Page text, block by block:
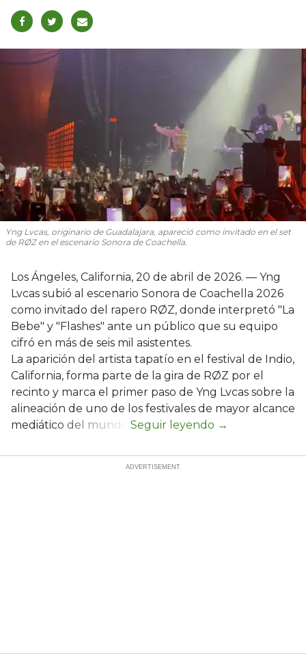
Yng Lvcas, originario de Guadalajara, apareció como invitado en el set
de RØZ en el escenario Sonora de Coachella.
Los Ángeles, California, 20 de abril de 2026. — Yng
Lvcas subió al escenario Sonora de Coachella 2026
como invitado del rapero RØZ, donde interpretó "La
Bebe" y "Flashes" ante un público que su equipo
cifró en más de seis mil asistentes.
La aparición del artista tapatío en el festival de Indio,
California, forma parte de la gira de RØZ por el
recinto y marca el primer paso de Yng Lvcas sobre la
alineación de uno de los festivales de mayor alcance
mediático del mundo.